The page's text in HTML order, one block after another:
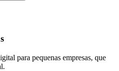
para pequenas empresas, que